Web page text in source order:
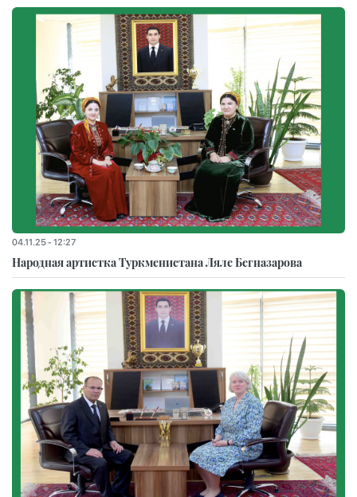
04.11.25 - 12:27
Народная артистка Туркменистана Ляле Бегназарова